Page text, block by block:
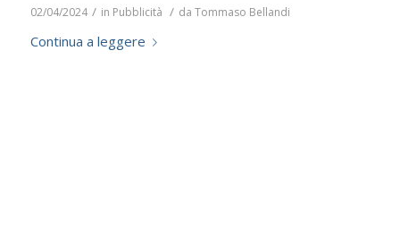
02/04/2024 / in Pubblicità / da Tommaso Bellandi
Continua a leggere